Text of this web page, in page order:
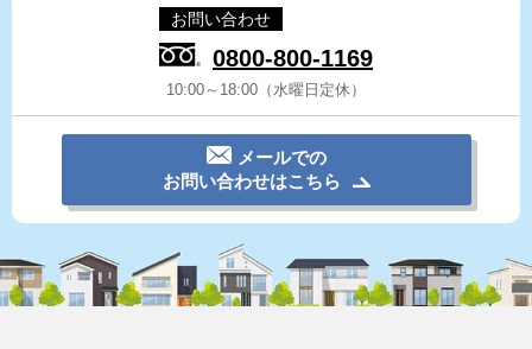
お問い合わせ
0800-800-1169
10:00～18:00（水曜日定休）
メールでの
お問い合わせはこちら